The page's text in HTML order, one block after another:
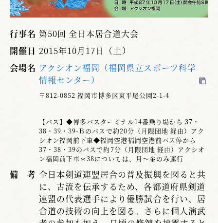
行事名 第50回 全日本居合道大会
開催日 2015年10月17日（土）
会場名 アクシオン福岡（福岡県立スポーツ科学
情報センター）
〒812-0852 福岡市博多区東平尾公園2-1-4
【バス】◆博多バスターミナル14番乗り場から 37・
38・39・39-Ｂのバスで約20分（月隈団地 経由）アク
シオン福岡前下車◆福岡空港福岡空港前バス停から
37・38・39のバスで約7分（月隈団地 経由）アクシオ
ン福岡前下車＊38については、月～金のみ運行
備 考 全日本剣道連盟居合の普及振興を図ると共
に、古流を伝承するため、各都道府県剣道
連盟の代表選手により優勝試合を行い、居
合道の技術の向上を図る。さらに個人演武